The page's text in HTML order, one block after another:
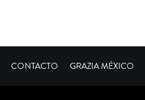
CONTACTO GRAZIA MÉXICO